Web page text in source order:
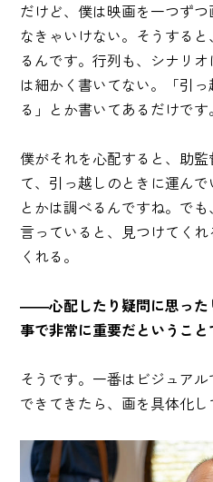
だけど、僕は映画を一つず
なきゃいけない。そうする
るんです。行列も、シナリ
は細かく書いてない。「引
る」とか書いてあるだけです。
僕がそれを心配すると、助
て、引っ越しのときに運ん
とかは調べるんですね。で
言っていると、見つけてく
くれる。
――心配したり疑問に思った
事で非常に重要だということ
そうです。一番はビジュア
できてきたら、画を具体化し